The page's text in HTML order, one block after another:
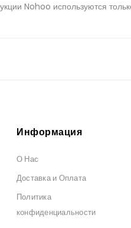
Nohoo используются
Информация
О Нас
Доставка и Оплата
Политика
конфиденциальности